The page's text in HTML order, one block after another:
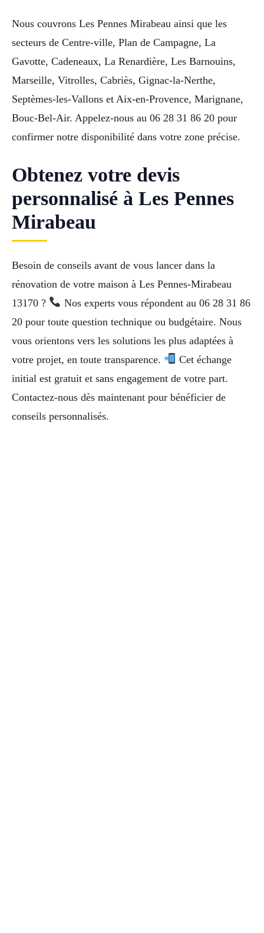
Nous couvrons Les Pennes Mirabeau ainsi que les
secteurs de Centre-ville, Plan de Campagne, La
Gavotte, Cadeneaux, La Renardière, Les Barnouins,
Marseille, Vitrolles, Cabriès, Gignac-la-Nerthe,
Septèmes-les-Vallons et Aix-en-Provence, Marignane,
Bouc-Bel-Air. Appelez-nous au 06 28 31 86 20 pour
confirmer notre disponibilité dans votre zone précise.
Obtenez votre devis
personnalisé à Les Pennes
Mirabeau
Besoin de conseils avant de vous lancer dans la
rénovation de votre maison à Les Pennes-Mirabeau
13170 ?
Nos experts vous répondent au 06 28 31 86
20 pour toute question technique ou budgétaire. Nous
vous orientons vers les solutions les plus adaptées à
votre projet, en toute transparence.
Cet échange
initial est gratuit et sans engagement de votre part.
Contactez-nous dès maintenant pour bénéficier de
conseils personnalisés.